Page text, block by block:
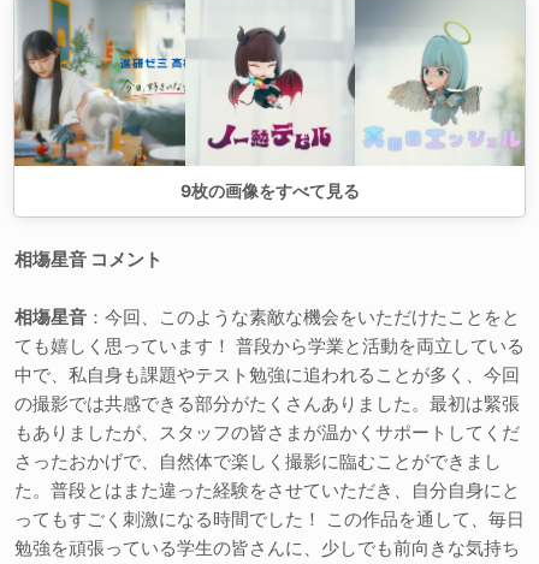
9枚の画像をすべて見る
相塲星音 コメント
相塲星音 ：今回、このような素敵な機会をいただけたことをと
ても嬉しく思っています！ 普段から学業と活動を両立している
中で、私自身も課題やテスト勉強に追われることが多く、今回
の撮影では共感できる部分がたくさんありました。最初は緊張
もありましたが、スタッフの皆さまが温かくサポートしてくだ
さったおかげで、自然体で楽しく撮影に臨むことができまし
た。普段とはまた違った経験をさせていただき、自分自身にと
ってもすごく刺激になる時間でした！ この作品を通して、毎日
勉強を頑張っている学生の皆さんに、少しでも前向きな気持ち